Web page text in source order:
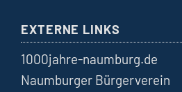
EXTERNE LINKS
1000jahre-naumburg.de
Naumburger Bürgerverein